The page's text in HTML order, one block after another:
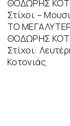
ΘΟΔΩΡΗΣ
Στίχοι –
ΤΟ
ΘΟΔΩΡΗΣ
Στίχοι:
Κοτονιάς